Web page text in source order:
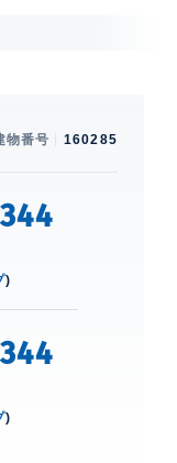
物番号 160285
)
)